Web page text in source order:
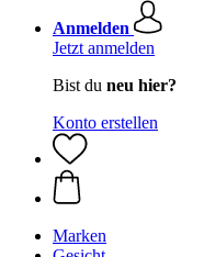
Anmelden
Jetzt anmelden
Bist du neu hier?
Konto erstellen
Marken